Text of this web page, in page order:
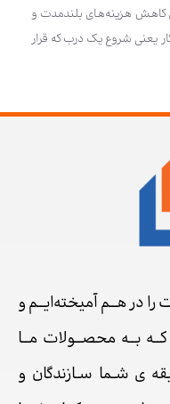
کاهش هزینه‌های بلندمدت و
یعنی شروع یک درب که قرار
را در هــم آمیخته‌ایــم و
بــه محصــولات مــا
ی شـما سـازندگان و